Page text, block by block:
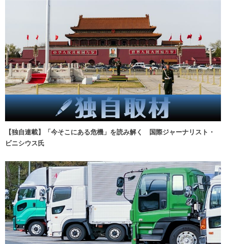
【独自連載】「今そこにある危機」を読み解く 国際ジャーナリスト・
ビニシウス氏